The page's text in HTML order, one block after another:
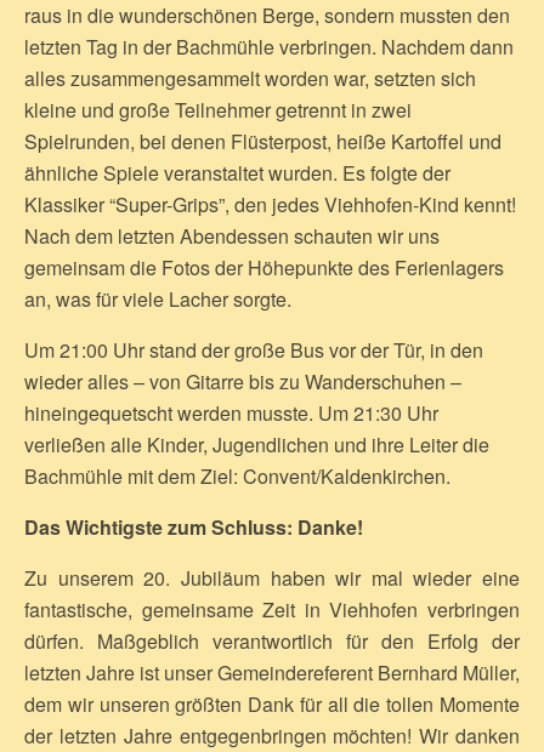
raus in die wunderschönen Berge, sondern mussten den
letzten Tag in der Bachmühle verbringen. Nachdem dann
alles zusammengesammelt worden war, setzten sich
kleine und große Teilnehmer getrennt in zwei
Spielrunden, bei denen Flüsterpost, heiße Kartoffel und
ähnliche Spiele veranstaltet wurden. Es folgte der
Klassiker “Super-Grips”, den jedes Viehhofen-Kind kennt!
Nach dem letzten Abendessen schauten wir uns
gemeinsam die Fotos der Höhepunkte des Ferienlagers
an, was für viele Lacher sorgte.
Um 21:00 Uhr stand der große Bus vor der Tür, in den
wieder alles – von Gitarre bis zu Wanderschuhen –
hineingequetscht werden musste. Um 21:30 Uhr
verließen alle Kinder, Jugendlichen und ihre Leiter die
Bachmühle mit dem Ziel: Convent/Kaldenkirchen.
Das Wichtigste zum Schluss: Danke!
Zu unserem 20. Jubiläum haben wir mal wieder eine
fantastische, gemeinsame Zeit in Viehhofen verbringen
dürfen. Maßgeblich verantwortlich für den Erfolg der
letzten Jahre ist unser Gemeindereferent Bernhard Müller,
dem wir unseren größten Dank für all die tollen Momente
der letzten Jahre entgegenbringen möchten! Wir danken